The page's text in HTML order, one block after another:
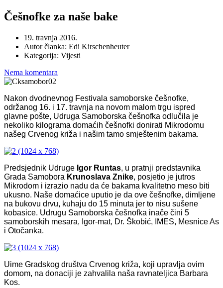
Češnofke za naše bake
19. travnja 2016.
Autor članka: Edi Kirschenheuter
Kategorija: Vijesti
Nema komentara
Nakon dvodnevnog Festivala samoborske češnofke,
održanog 16. i 17. travnja na novom malom trgu ispred
glavne pošte, Udruga Samoborska češnofka odlučila je
nekoliko kilograma domaćih češnofki donirati Mikrodomu
našeg Crvenog križa i našim tamo smještenim bakama.
Predsjednik Udruge Igor Runtas, u pratnji predstavnika
Grada Samobora Krunoslava Znike, posjetio je jutros
Mikrodom i izrazio nadu da će bakama kvalitetno meso biti
ukusno. Naše domaćice uputio je da ove češnofke, dimljene
na bukovu drvu, kuhaju do 15 minuta jer to nisu sušene
kobasice. Udrugu Samoborska češnofka inače čini 5
samoborskih mesara, Igor-mat, Dr. Škobić, IMES, Mesnice As
i Otočanka.
Uime Gradskog društva Crvenog križa, koji upravlja ovim
domom, na donaciji je zahvalila naša ravnateljica Barbara
Kos.